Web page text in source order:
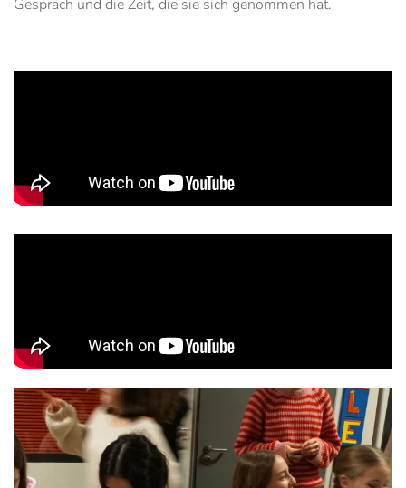
Gespräch und die Zeit, die sie sich genommen hat.